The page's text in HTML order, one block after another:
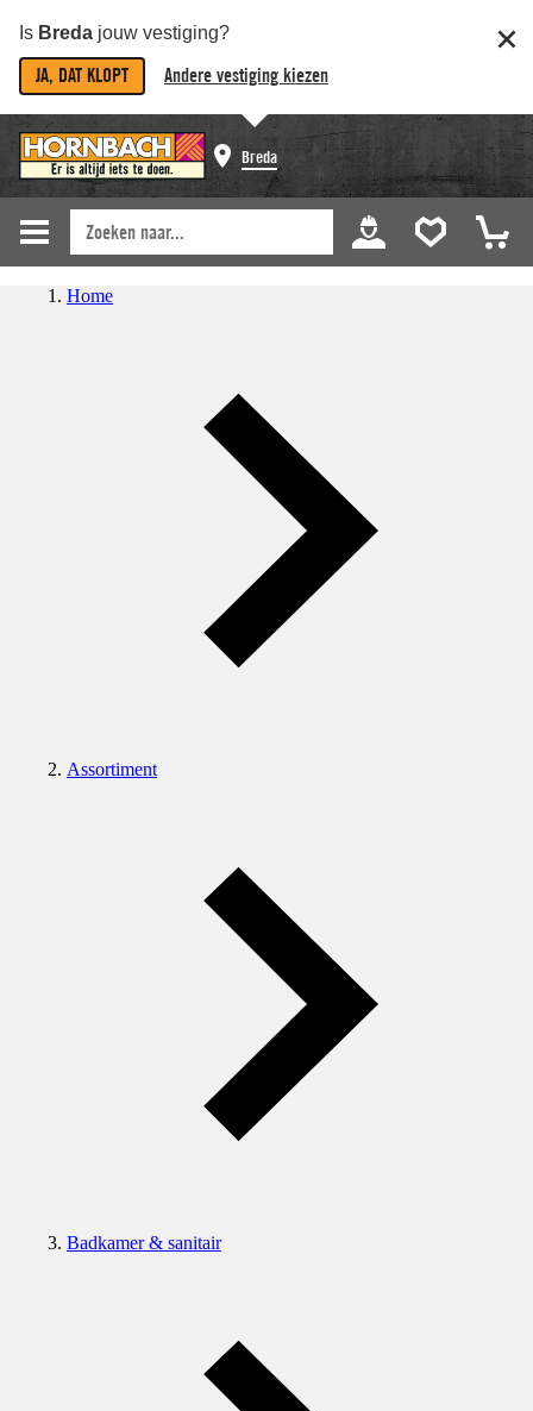
Is Breda jouw vestiging?
JA, DAT KLOPT Andere vestiging kiezen
Breda
Home
Assortiment
Badkamer & sanitair